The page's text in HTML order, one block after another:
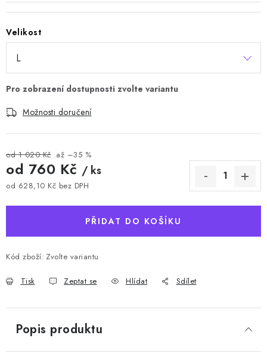
Velikost
Možnosti doručení
od 1 020 Kč až –35 %
od 760 Kč / ks
od 628,10 Kč bez DPH
PŘIDAT DO KOŠÍKU
Kód zboží: Zvolte variantu
Tisk Zeptat se Hlídat Sdílet
Popis produktu